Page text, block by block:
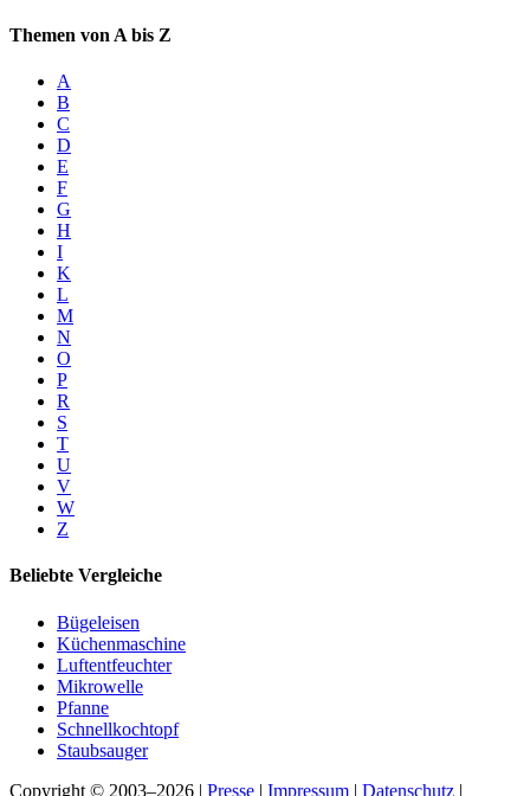
Themen von A bis Z
A
B
C
D
E
F
G
H
I
K
L
M
N
O
P
R
S
T
U
V
W
Z
Beliebte Vergleiche
Bügeleisen
Küchenmaschine
Luftentfeuchter
Mikrowelle
Pfanne
Schnellkochtopf
Staubsauger
Copyright © 2003–2026 | Presse | Impressum | Datenschutz |